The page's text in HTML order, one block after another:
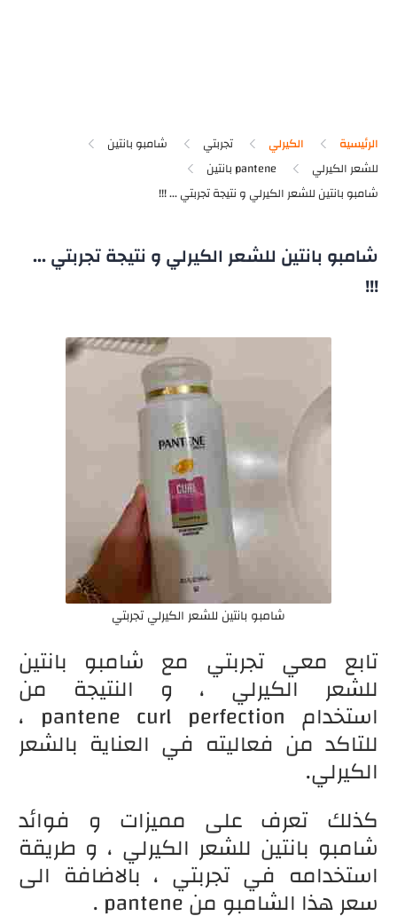
الرئيسية الكيرلي تجربتي
شامبو بانتين
للشعر الكيرلي
pantene بانتين
شامبو بانتين للشعر الكيرلي و نتيجة تجربتي ...
!!!
شامبو بانتين للشعر الكيرلي تجربتي
تابع معي تجربتي مع شامبو بانتين
للشعر الكيرلي ، و النتيجة من
استخدام pantene curl perfection ،
للتاكد من فعاليته في العناية بالشعر
الكيرلي.
كذلك تعرف على مميزات و فوائد
شامبو بانتين للشعر الكيرلي ، و طريقة
استخدامه في تجربتي ، بالاضافة الى
سعر هذا الشامبو من pantene .